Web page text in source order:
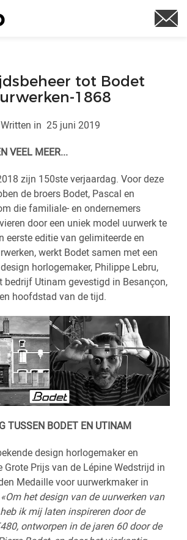
tot Bodet
1868
Written in 25 juni 2019
VEEL MEER...
zijn 150ste verjaardag. Voor deze
de broers Bodet, Pascal en
die familiale- en ondernemers
door een uniek model uurwerk te
eerste editie van gelimiteerde en
werkt Bodet samen met een
horlogemaker, Philippe Lebru,
bedrijf Utinam gevestigd in Besançon,
hoofdstad van de tijd.
TUSSEN BODET EN UTINAM
design horlogemaker en
Grote Prijs van de Lépine Wedstrijd in
Medaille voor uurwerkmaker in
«Om het design van de uurwerken van
ik mij laten inspireren door de
ontworpen in de jaren 60 door de